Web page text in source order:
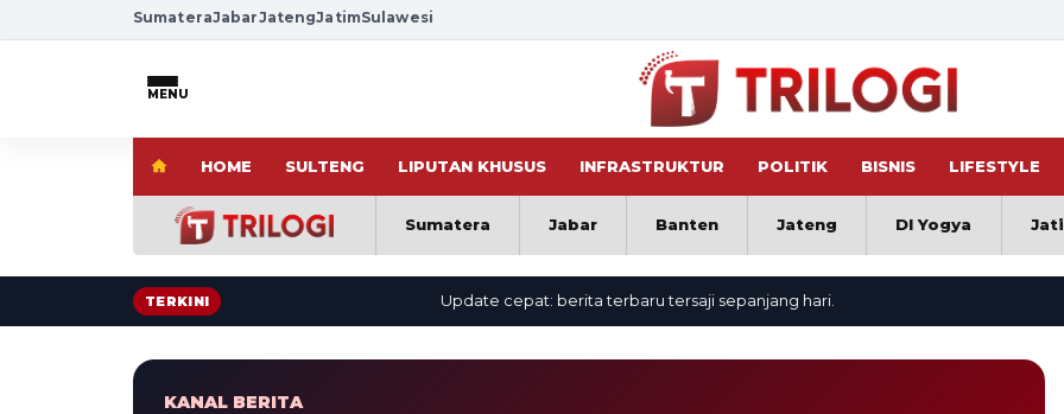
SumateraJabarJatengJatimSulawesi
MENU
HOME SULTENG LIPUTAN KHUSUS INFRASTRUKTUR POLITIK BISNIS LIFESTYLE
Sumatera Jabar Banten Jateng DI Yogya
TERKINI Update cepat: berita terbaru tersaji sepanjang hari.
KANAL BERITA